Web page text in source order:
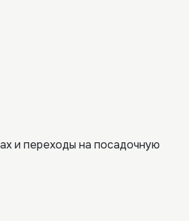
и переходы на посадочную